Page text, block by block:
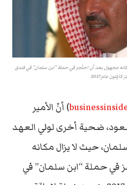
مكانه مجهول بعد أن احتُجز في حملة "ابن سلمان" في فندق
كارلتون عام 2017
) أنّ الأمير
ضحية أخرى لولي العهد
حيث لا يزال مكانه
حملة “ابن سلمان” في